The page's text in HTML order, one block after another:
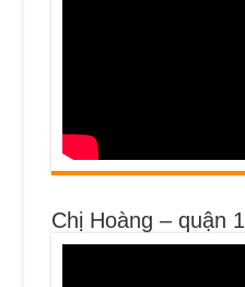
Chị Hoàng – quận 1